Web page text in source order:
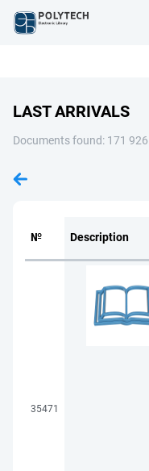
LAST ARRIVALS
Documents found: 171 926
№ Description
35471